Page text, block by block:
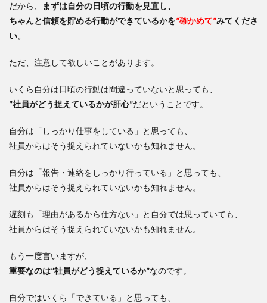
だから、
まずは自分の日頃の行動を見直し、
ちゃんと信頼を貯める行動ができているかを”確かめて”みてくださ
い。
ただ、注意して欲しいことがあります。
いくら自分は日頃の行動は間違っていないと思っても、
”社員がどう捉えているかが肝心”だということです。
自分は「しっかり仕事をしている」と思っても、
社員からはそう捉えられていないかも知れません。
自分は「報告・連絡をしっかり行っている」と思っても、
社員からはそう捉えられていないかも知れません。
遅刻も「理由があるから仕方ない」と自分では思っていても、
社員からはそう捉えられていないかも知れません。
もう一度言いますが、
重要なのは”社員がどう捉えているか”なのです。
自分ではいくら「できている」と思っても、